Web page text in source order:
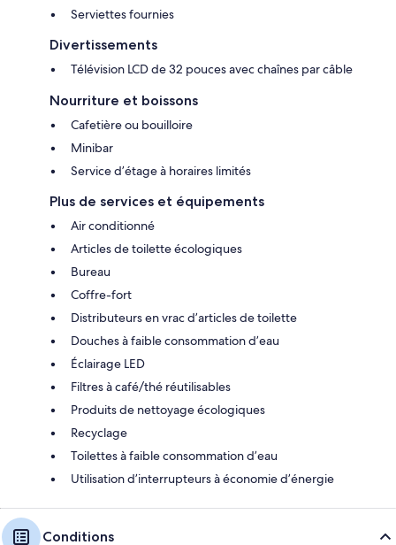
Serviettes fournies
Divertissements
Télévision LCD de 32 pouces avec chaînes par câble
Nourriture et boissons
Cafetière ou bouilloire
Minibar
Service d’étage à horaires limités
Plus de services et équipements
Air conditionné
Articles de toilette écologiques
Bureau
Coffre-fort
Distributeurs en vrac d’articles de toilette
Douches à faible consommation d’eau
Éclairage LED
Filtres à café/thé réutilisables
Produits de nettoyage écologiques
Recyclage
Toilettes à faible consommation d’eau
Utilisation d’interrupteurs à économie d’énergie
Conditions